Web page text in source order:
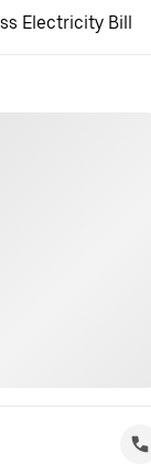
Electricity Bill